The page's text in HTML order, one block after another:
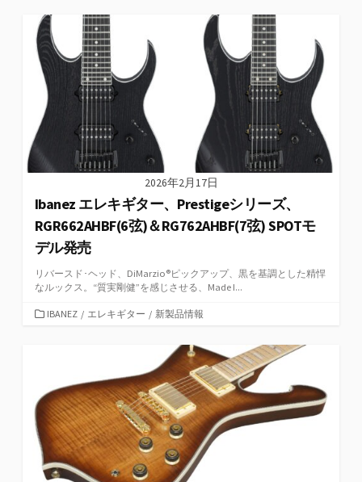
ゴ
リ
ー
2026年2月17日
Ibanez エレキギター、Prestigeシリーズ、
RGR662AHBF(6弦)＆RG762AHBF(7弦) SPOTモ
デル発売
リバースド･ヘッド、DiMarzio®ピックアップ、黒を基調とした精悍
なルックス。“質実剛健”を感じさせる、Made I...
カIBANEZ / エレキギター / 新製品情報